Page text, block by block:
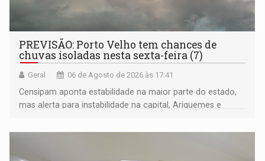
PREVISÃO: Porto Velho tem chances de
chuvas isoladas nesta sexta-feira (7)
Geral 06 de Agosto de 2026 às 17:41
Censipam aponta estabilidade na maior parte do estado,
mas alerta para instabilidade na capital, Ariquemes e